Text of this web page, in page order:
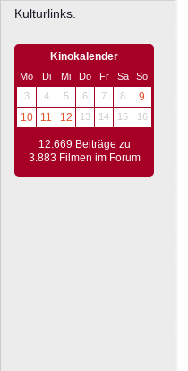
Kulturlinks.
Kinokalender
Mo Di Mi Do Fr Sa
So
3
4 5 6 7 8
9
10
11 12 13 14 15 16
12.669 Beiträge zu
3.883 Filmen im Forum